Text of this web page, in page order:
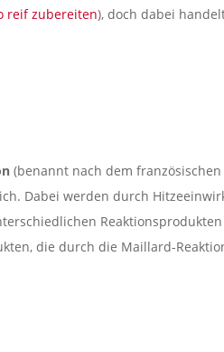
reif zubereiten), doch dabei
(benannt nach dem
Dabei werden durch
die durch die Maillard-